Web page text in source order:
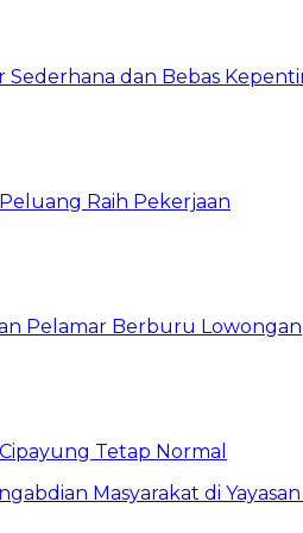
dan Bebas
Raih Pekerjaan
Pelamar Berburu Lowongan
Tetap Normal